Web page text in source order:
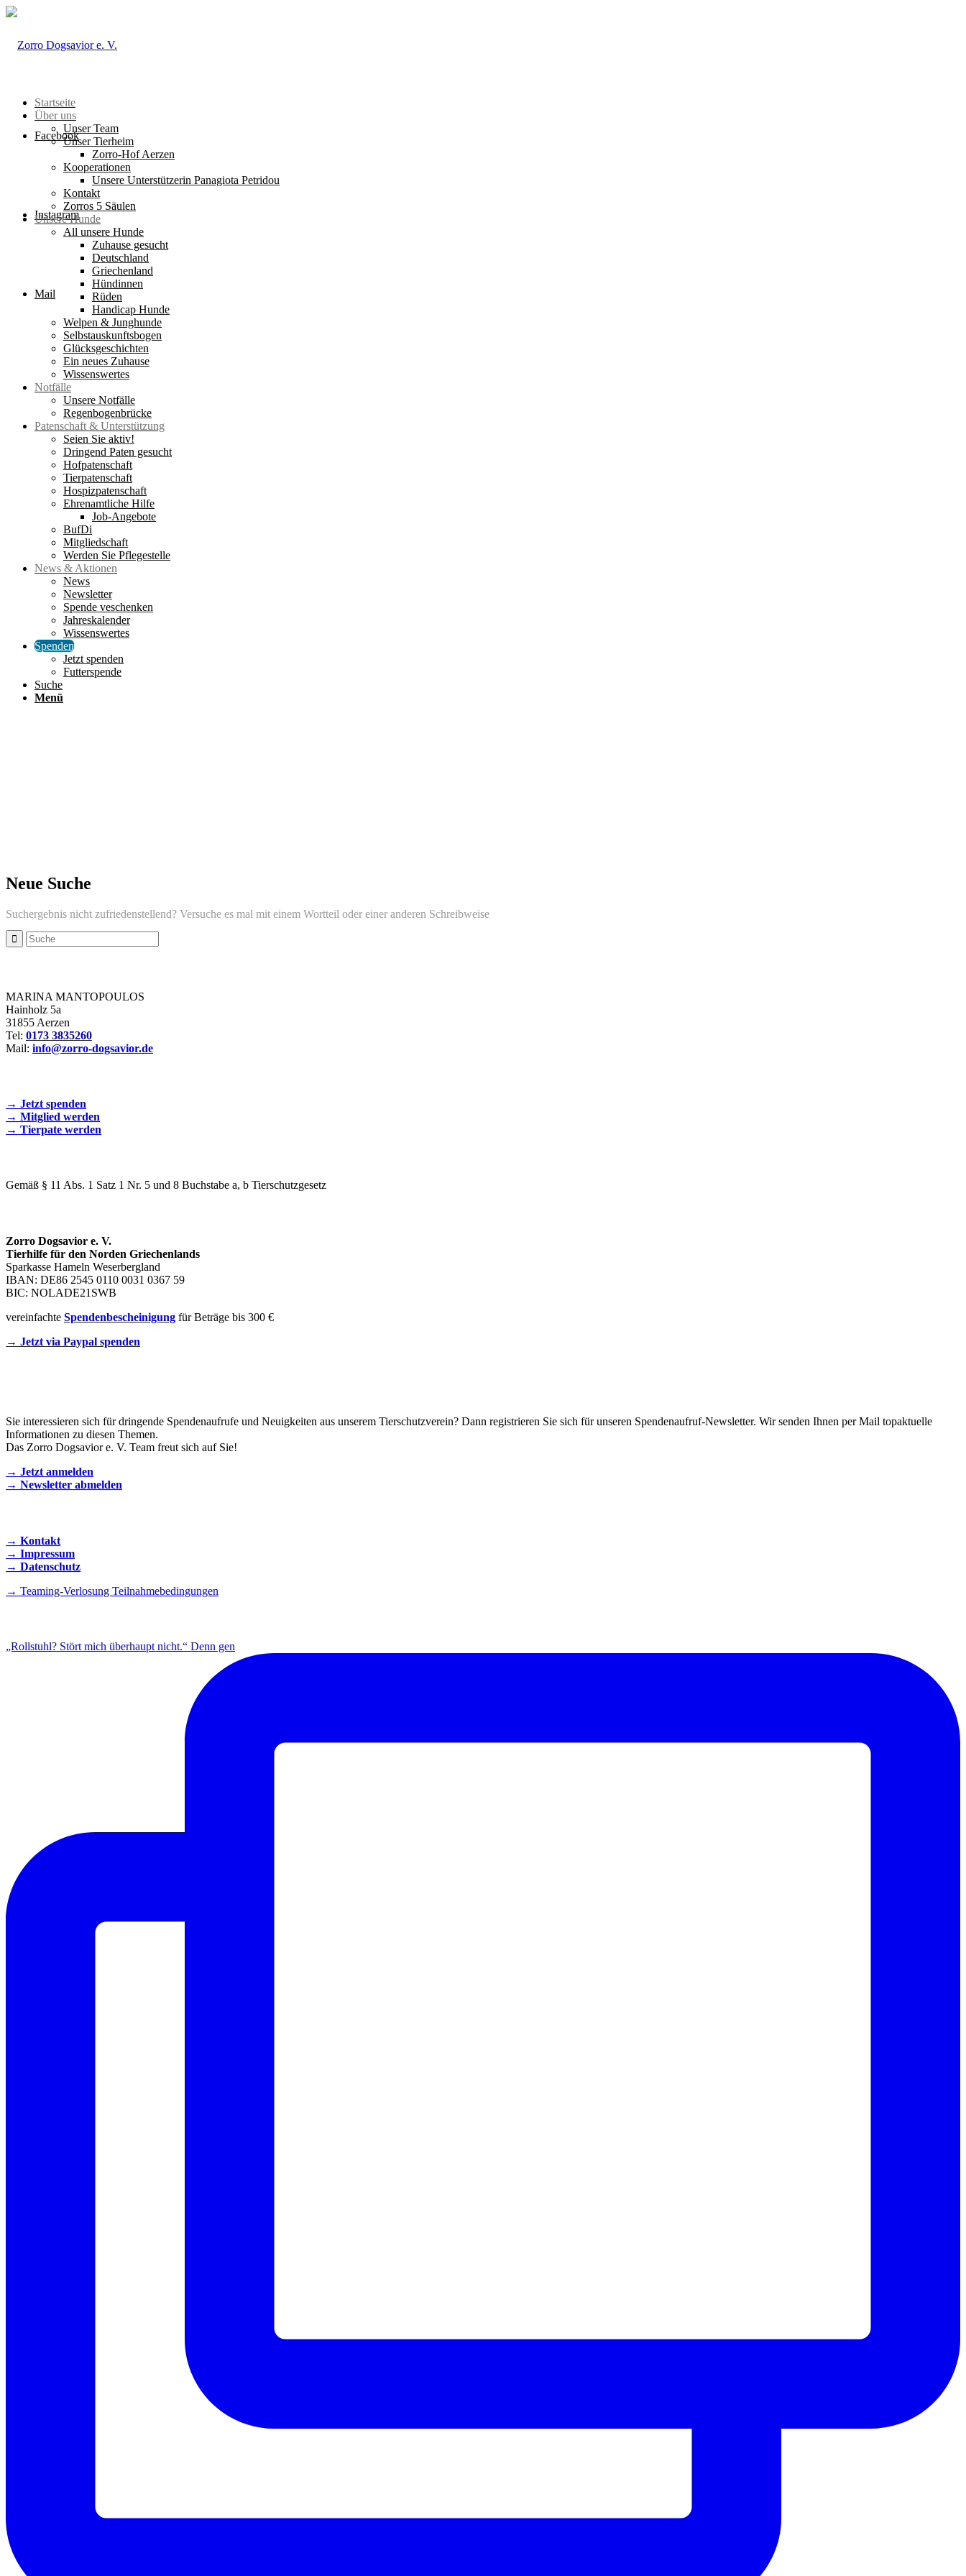
Facebook
Instagram
Mail
Startseite
Über uns
Unser Team
Unser Tierheim
Zorro-Hof Aerzen
Kooperationen
Unsere Unterstützerin Panagiota Petridou
Kontakt
Zorros 5 Säulen
Unsere Hunde
All unsere Hunde
Zuhause gesucht
Deutschland
Griechenland
Hündinnen
Rüden
Handicap Hunde
Welpen & Junghunde
Selbstauskunftsbogen
Glücksgeschichten
Ein neues Zuhause
Wissenswertes
Notfälle
Unsere Notfälle
Regenbogenbrücke
Patenschaft & Unterstützung
Seien Sie aktiv!
Dringend Paten gesucht
Hofpatenschaft
Tierpatenschaft
Hospizpatenschaft
Ehrenamtliche Hilfe
Job-Angebote
BufDi
Mitgliedschaft
Werden Sie Pflegestelle
News & Aktionen
News
Newsletter
Spende veschenken
Jahreskalender
Wissenswertes
Spenden
Jetzt spenden
Futterspende
Suche
Menü
Neue Suche
Suchergebnis nicht zufriedenstellend? Versuche es mal mit einem Wortteil oder einer anderen Schreibweise
MARINA MANTOPOULOS
Hainholz 5a
31855 Aerzen
Tel: 0173 3835260
Mail: info@zorro-dogsavior.de
→ Jetzt spenden
→ Mitglied werden
→ Tierpate werden
Gemäß § 11 Abs. 1 Satz 1 Nr. 5 und 8 Buchstabe a, b Tierschutzgesetz
Zorro Dogsavior e. V.
Tierhilfe für den Norden Griechenlands
Sparkasse Hameln Weserbergland
IBAN: DE86 2545 0110 0031 0367 59
BIC: NOLADE21SWB
vereinfachte Spendenbescheinigung für Beträge bis 300 €
→ Jetzt via Paypal spenden
Sie interessieren sich für dringende Spendenaufrufe und Neuigkeiten aus unserem Tierschutzverein? Dann registrieren Sie sich für unseren Spendenaufruf-Newsletter. Wir senden Ihnen per Mail topaktuelle
Informationen zu diesen Themen.
Das Zorro Dogsavior e. V. Team freut sich auf Sie!
→ Jetzt anmelden
→ Newsletter abmelden
→ Kontakt
→ Impressum
→ Datenschutz
→ Teaming-Verlosung Teilnahmebedingungen
„Rollstuhl? Stört mich überhaupt nicht.“ Denn gen